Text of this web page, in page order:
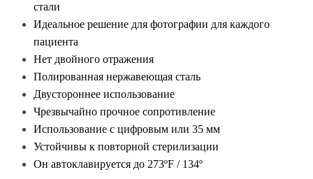
стали
Идеальное решение для фотографии для каждого
пациента
Нет двойного отражения
Полированная нержавеющая сталь
Двустороннее использование
Чрезвычайно прочное сопротивление
Использование с цифровым или 35 мм
Устойчивы к повторной стерилизации
Он автоклавируется до 273ºF / 134º